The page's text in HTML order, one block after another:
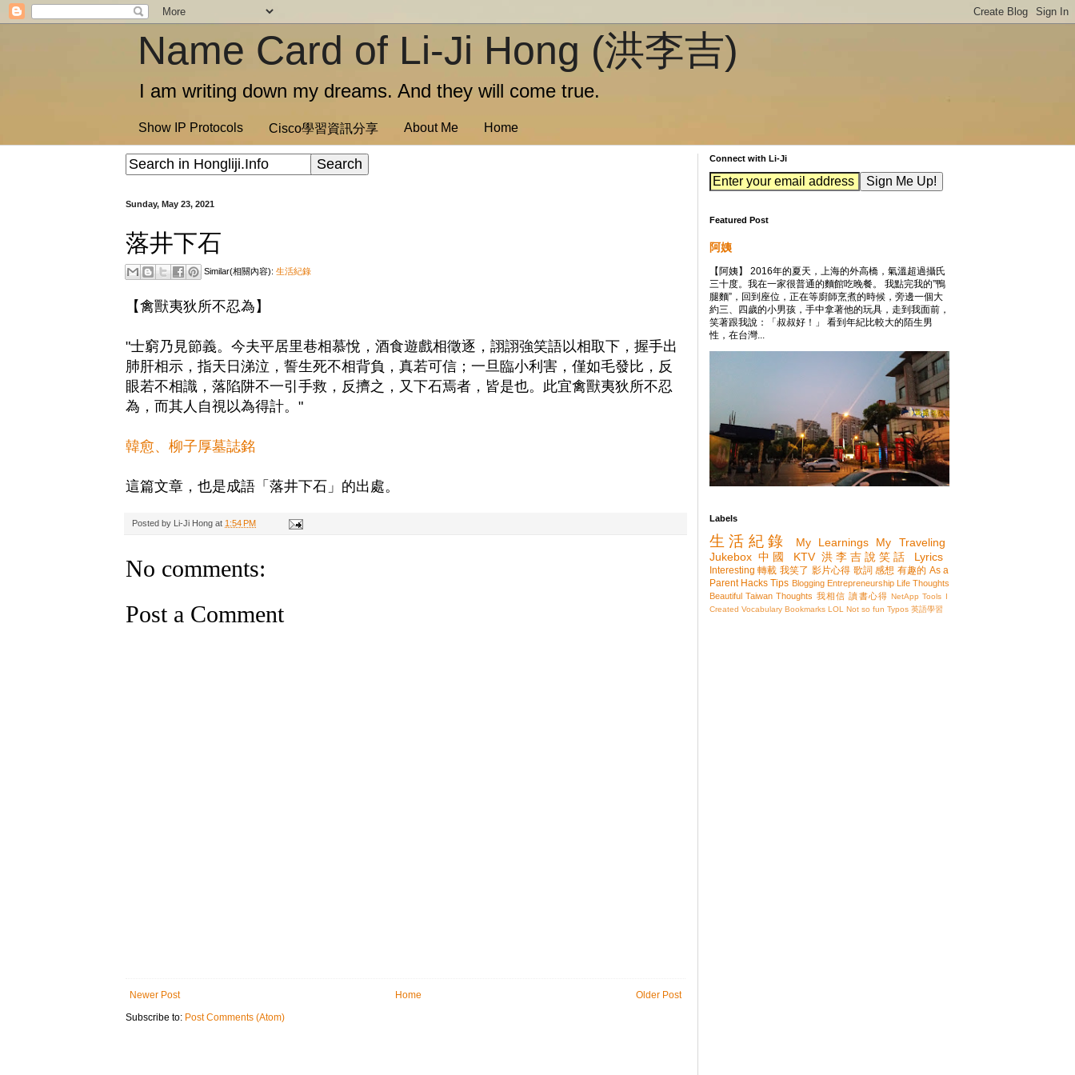
Name Card of Li-Ji Hong (洪李吉)
I am writing down my dreams. And they will come true.
Show IP Protocols Cisco學習資訊分享 About Me Home
Sunday, May 23, 2021
落井下石
Similar(相關內容): 生活紀錄
【禽獸夷狄所不忍為】
"士窮乃見節義。今夫平居里巷相慕悅，酒食遊戲相徵逐，詡詡強笑語以相取下，握手出
肺肝相示，指天日涕泣，誓生死不相背負，真若可信；一旦臨小利害，僅如毛發比，反
眼若不相識，落陷阱不一引手救，反擠之，又下石焉者，皆是也。此宜禽獸夷狄所不忍
為，而其人自視以為得計。"
韓愈、柳子厚墓誌銘
這篇文章，也是成語「落井下石」的出處。
Posted by Li-Ji Hong at 1:54 PM
No comments:
Post a Comment
Newer Post Older Post
Home
Subscribe to: Post Comments (Atom)
Connect with Li-Ji
Featured Post
阿姨
【阿姨】 2016年的夏天，上海的外高橋，氣溫超過攝氏
三十度。我在一家很普通的麵館吃晚餐。 我點完我的”鴨
腿麵”，回到座位，正在等廚師烹煮的時候，旁邊一個大
約三、四歲的小男孩，手中拿著他的玩具，走到我面前，
笑著跟我說：「叔叔好！」 看到年紀比較大的陌生男
性，在台灣...
Labels
生活紀錄 My Learnings
My Traveling
Jukebox 中國 KTV 洪李吉說笑話 Lyrics
Interesting 轉載 我笑了 影片心得 歌詞 感想 有趣的 As a
Parent Hacks Tips Blogging Entrepreneurship Life Thoughts
Beautiful Taiwan Thoughts 我相信 讀書心得 NetApp Tools I
Created Vocabulary Bookmarks LOL Not so fun Typos 英語學習